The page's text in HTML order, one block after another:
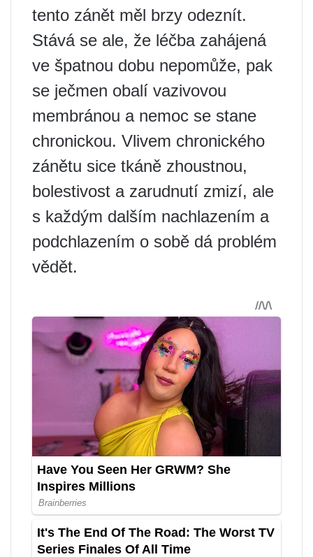
tento zánět měl brzy odeznít.
Stává se ale, že léčba zahájená
ve špatnou dobu nepomůže, pak
se ječmen obalí vazivovou
membránou a nemoc se stane
chronickou. Vlivem chronického
zánětu sice tkáně zhoustnou,
bolestivost a zarudnutí zmizí, ale
s každým dalším nachlazením a
podchlazením o sobě dá problém
vědět.